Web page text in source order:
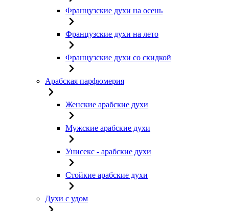
Французские духи на осень
Французские духи на лето
Французские духи со скидкой
Арабская парфюмерия
Женские арабские духи
Мужские арабские духи
Унисекс - арабские духи
Стойкие арабские духи
Духи с удом